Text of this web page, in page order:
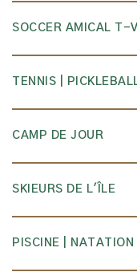
SOCCER AMICAL T-V
TENNIS |
CAMP DE JOUR
SKIEURS DE L'ÎLE
PISCINE | NATATION